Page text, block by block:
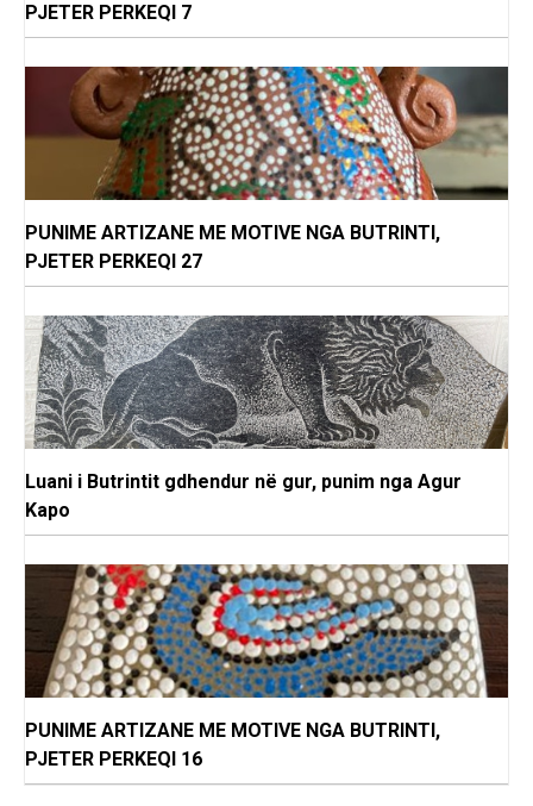
PJETER PERKEQI 7
PUNIME ARTIZANE ME MOTIVE NGA BUTRINTI,
PJETER PERKEQI 27
Luani i Butrintit gdhendur në gur, punim nga Agur
Kapo
PUNIME ARTIZANE ME MOTIVE NGA BUTRINTI,
PJETER PERKEQI 16